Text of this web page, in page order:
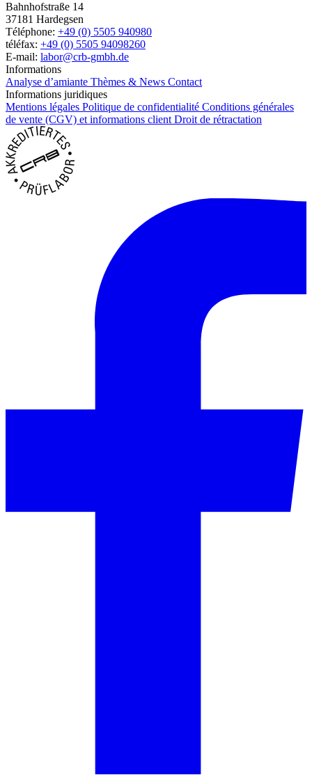
Bahnhofstraße 14
37181 Hardegsen
Téléphone: +49 (0) 5505 940980
téléfax: +49 (0) 5505 94098260
E-mail: labor@crb-gmbh.de
Informations
Analyse d’amiante Thèmes & News Contact
Informations juridiques
Mentions légales Politique de confidentialité Conditions générales
de vente (CGV) et informations clientDroit de rétractation